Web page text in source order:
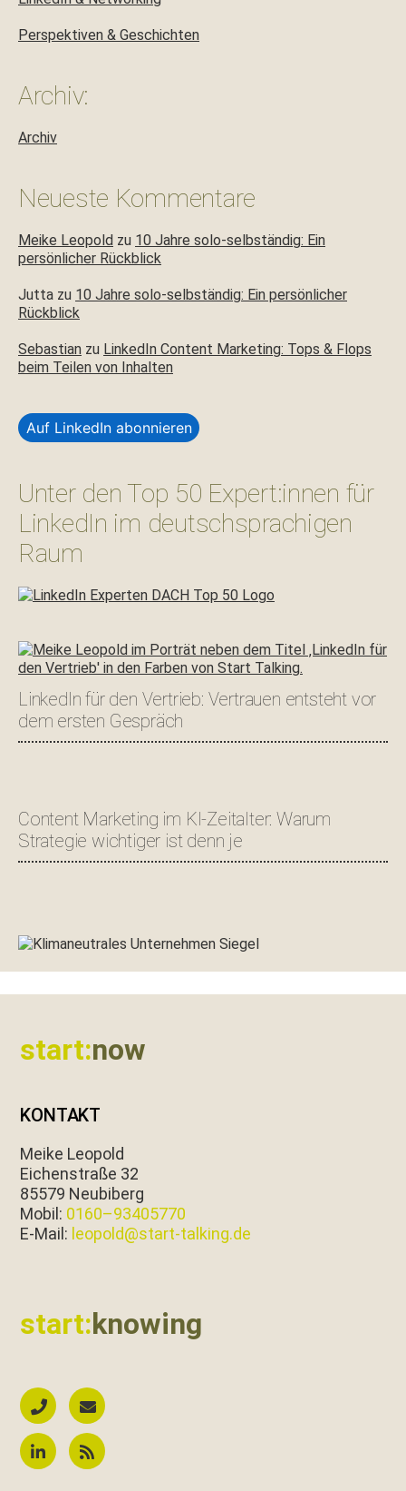
Perspektiven & Geschichten
Archiv:
Archiv
Neueste Kommentare
Meike Leopold zu 10 Jahre solo-selbständig: Ein
persönlicher Rückblick
Jutta zu 10 Jahre solo-selbständig: Ein persönlicher
Rückblick
Sebastian zu LinkedIn Content Marketing: Tops & Flops
beim Teilen von Inhalten
Auf LinkedIn abonnieren
Unter den Top 50 Expert:innen für
LinkedIn im deutschsprachigen
Raum
LinkedIn für den Vertrieb: Vertrauen entsteht vor
dem ersten Gespräch
Content Marketing im KI-Zeitalter: Warum
Strategie wichtiger ist denn je
start:now
KONTAKT
Meike Leopold
Eichen­straße 32
85579 Neubiberg
Mobil: 0160–93405770
E‑Mail: leopold@start-talking.de
start:knowing